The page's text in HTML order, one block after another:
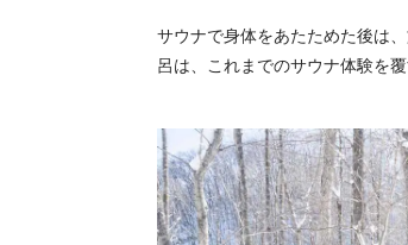
サウナで身体をあたためた後は
呂は、これまでのサウナ体験を